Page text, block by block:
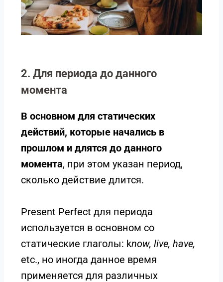
2. Для периода до данного
момента
В основном для статических
действий, которые начались в
прошлом и длятся до данного
момента, при этом указан период,
сколько действие длится.
Present Perfect для периода
используется в основном со
статические глаголы: know, live, have,
etc., но иногда данное время
применяется для различных